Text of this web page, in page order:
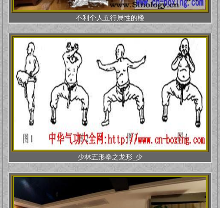
不利个人五行属性的楼
少林五形拳之龙形_少